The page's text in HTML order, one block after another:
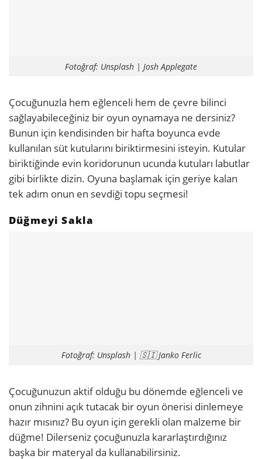
Fotoğraf: Unsplash | Josh Applegate
Çocuğunuzla hem eğlenceli hem de çevre bilinci
sağlayabileceğiniz bir oyun oynamaya ne dersiniz?
Bunun için kendisinden bir hafta boyunca evde
kullanılan süt kutularını biriktirmesini isteyin. Kutular
biriktiğinde evin koridorunun ucunda kutuları labutlar
gibi birlikte dizin. Oyuna başlamak için geriye kalan
tek adım onun en sevdiği topu seçmesi!
Düğmeyi Sakla
Fotoğraf: Unsplash | 🇸🇮 Janko Ferlic
Çocuğunuzun aktif olduğu bu dönemde eğlenceli ve
onun zihnini açık tutacak bir oyun önerisi dinlemeye
hazır mısınız? Bu oyun için gerekli olan malzeme bir
düğme! Dilerseniz çocuğunuzla kararlaştırdığınız
başka bir materyal da kullanabilirsiniz.